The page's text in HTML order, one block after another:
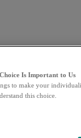
Is Important to Us
to make your
this choice.